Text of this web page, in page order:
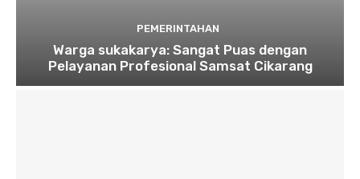
PEMERINTAHAN
Warga sukakarya: Sangat Puas dengan
Pelayanan Profesional Samsat Cikarang